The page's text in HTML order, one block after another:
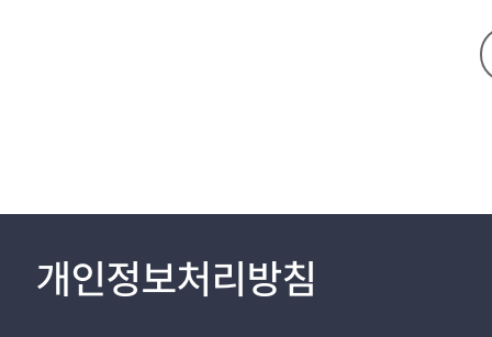
개인정보처리방침